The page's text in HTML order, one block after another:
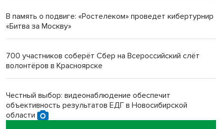
В память о подвиге: «Ростелеком» проведет кибертурнир
«Битва за Москву»
700 участников соберёт Сбер на Всероссийский слёт
волонтёров в Красноярске
Честный выбор: видеонаблюдение обеспечит
объективность результатов ЕДГ в Новосибирской
области